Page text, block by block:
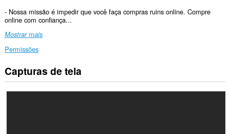
- Nossa missão é impedir que você faça compras ruins online. Compre
online com confiança...
Mostrar mais
Permissões
Esta
extensão
Capturas de tela